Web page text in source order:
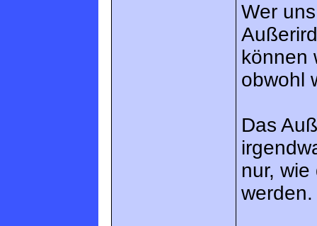
Wer
können
obwohl
Das
nur,
werden.